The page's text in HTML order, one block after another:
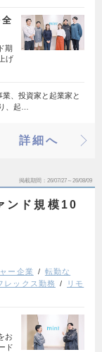
期
げ
、投資家と起業家と
、起…
詳細へ
掲載期間 26/07/27～26/08/09
ンド規模10
ー企業
転勤な
レックス勤務
リモ
お
ド